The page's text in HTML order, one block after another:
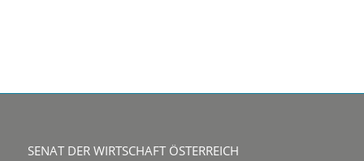
SENAT DER WIRTSCHAFT ÖSTERREICH